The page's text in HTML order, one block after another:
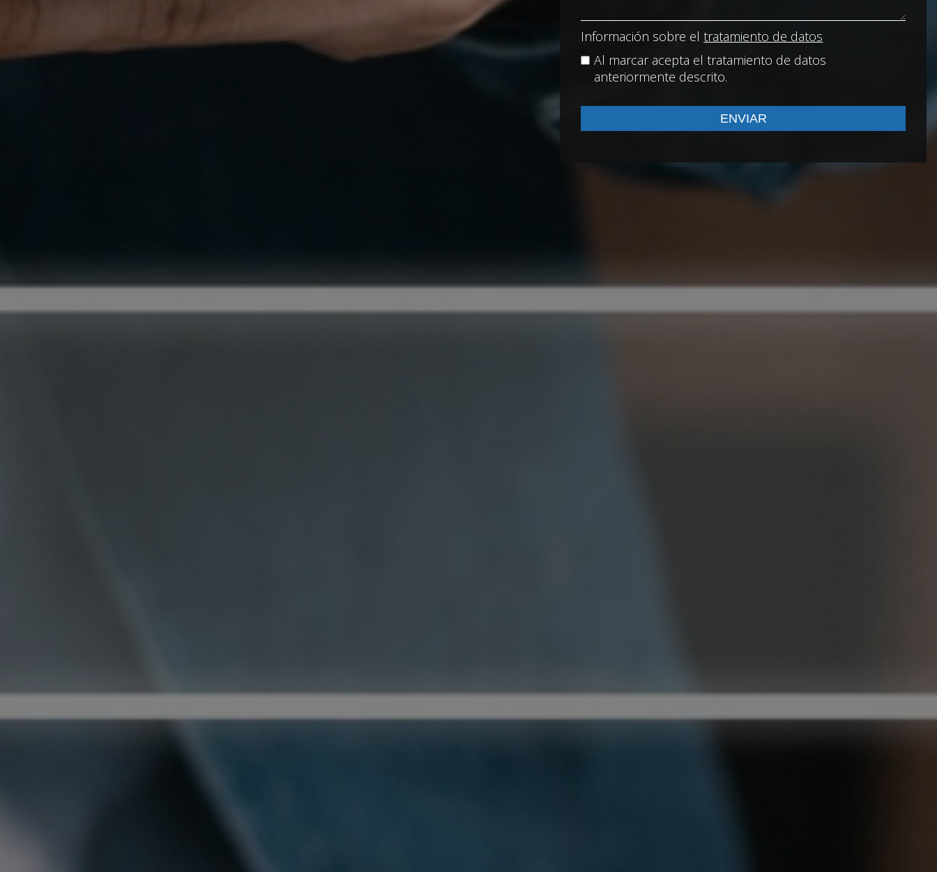
Información sobre eltratamiento de datos
Al marcar acepta el tratamiento de datos
anteriormente descrito.